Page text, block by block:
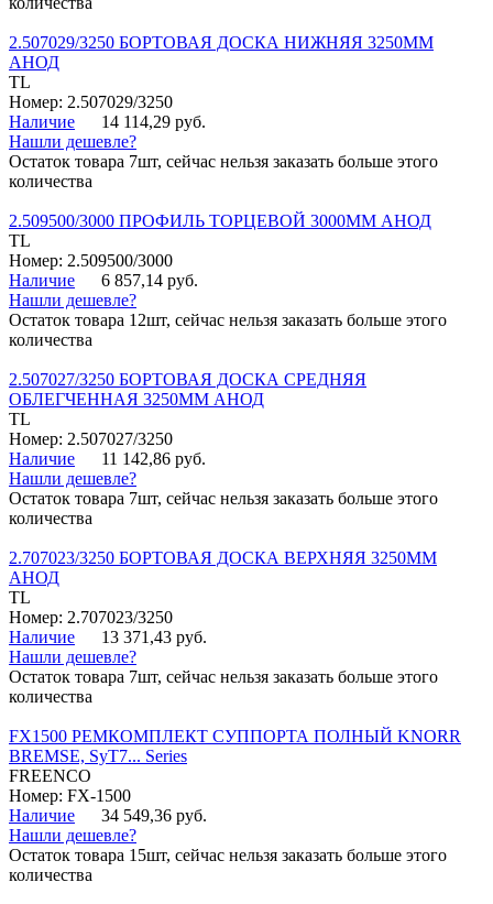
2.507029/3250 БОРТОВАЯ ДОСКА НИЖНЯЯ 3250ММ
АНОД
TL
Номер: 2.507029/3250
Наличие
14 114,29 руб.
Нашли дешевле?
Остаток товара 7шт, сейчас нельзя заказать больше этого
количества
2.509500/3000 ПРОФИЛЬ ТОРЦЕВОЙ 3000ММ АНОД
TL
Номер: 2.509500/3000
Наличие
6 857,14 руб.
Нашли дешевле?
Остаток товара 12шт, сейчас нельзя заказать больше этого
количества
2.507027/3250 БОРТОВАЯ ДОСКА СРЕДНЯЯ
ОБЛЕГЧЕННАЯ 3250ММ АНОД
TL
Номер: 2.507027/3250
Наличие
11 142,86 руб.
Нашли дешевле?
Остаток товара 7шт, сейчас нельзя заказать больше этого
количества
2.707023/3250 БОРТОВАЯ ДОСКА ВЕРХНЯЯ 3250ММ
АНОД
TL
Номер: 2.707023/3250
Наличие
13 371,43 руб.
Нашли дешевле?
Остаток товара 7шт, сейчас нельзя заказать больше этого
количества
FX1500 РЕМКОМПЛЕКТ СУППОРТА ПОЛНЫЙ KNORR
BREMSE, SyT7... Series
FREENCO
Номер: FX-1500
Наличие
34 549,36 руб.
Нашли дешевле?
Остаток товара 15шт, сейчас нельзя заказать больше этого
количества